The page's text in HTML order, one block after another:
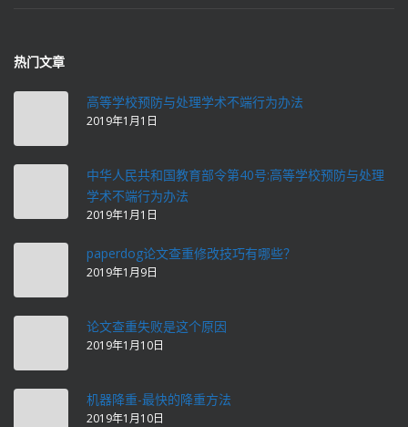
热门文章
高等学校预防与处理学术不端行为办法
2019年1月1日
中华人民共和国教育部令第40号:高等学校预防与处理
学术不端行为办法
2019年1月1日
paperdog论文查重修改技巧有哪些？
2019年1月9日
论文查重失败是这个原因
2019年1月10日
机器降重-最快的降重方法
2019年1月10日